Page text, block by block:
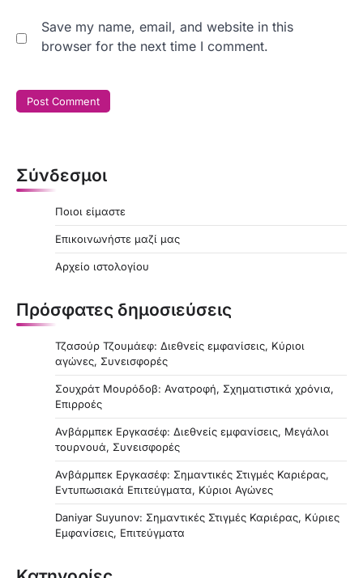
Save my name, email, and website in this
browser for the next time I comment.
Σύνδεσμοι
Ποιοι είμαστε
Επικοινωνήστε μαζί μας
Αρχείο ιστολογίου
Πρόσφατες δημοσιεύσεις
Τζασούρ Τζουμάεφ: Διεθνείς εμφανίσεις, Κύριοι
αγώνες, Συνεισφορές
Σουχράτ Μουρόδοβ: Ανατροφή, Σχηματιστικά χρόνια,
Επιρροές
Ανβάρμπεκ Εργκασέφ: Διεθνείς εμφανίσεις, Μεγάλοι
τουρνουά, Συνεισφορές
Ανβάρμπεκ Εργκασέφ: Σημαντικές Στιγμές Καριέρας,
Εντυπωσιακά Επιτεύγματα, Κύριοι Αγώνες
Daniyar Suyunov: Σημαντικές Στιγμές Καριέρας, Κύριες
Εμφανίσεις, Επιτεύγματα